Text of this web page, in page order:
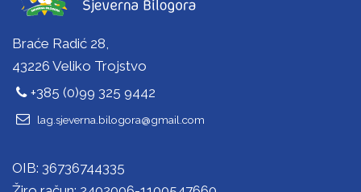
Braće Radić 28,
43226 Veliko Trojstvo
+385 (0)99 325 9442
lag.sjeverna.bilogora@gmail.com
OIB: 36736744335